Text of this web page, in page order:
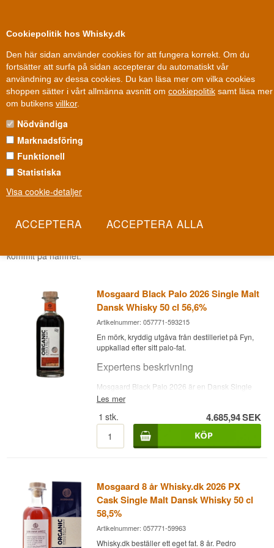
Cookiepolitik hos Whisky.dk
Den här sidan använder cookies för att fungera korrekt. Om du
fortsätter att surfa på sidan accepterar du automatiskt vår
användning av dessa cookies. Du kan läsa mer om vilka cookies
shoppen sätter i vårt allmänna avsnitt om cookiepolitik samt läsa mer
om butikens villkor.
Nödvändiga
Marknadsföring
Funktionell
Statistiska
Visa cookie-detaljer
Fysisk butik Danmark
Whisky»Speciell whisky
WHISKYMESSE MALT & ANDRA
WHISKYTAPPNINGAR
Whiskymesse malt & andra whiskytappningar
Sedan den första Whiskymessen 2001 har vi - valt ut olika fat och
sedan dess har vi buteljerat många olika t.ex.: Linkwood , Caol Ila ,
kommit på namnet.
Mosgaard Black Palo 2026 Single Malt
Dansk Whisky 50 cl 56,6%
Artikelnummer: 057771-593215
En mörk, kryddig utgåva från destilleriet på Fyn,
uppkallad efter sitt palo-fat.
Expertens beskrivning
Mosgaard Black Palo 2026 är en Dansk Single
Malt Whisky, buteljerad vid 56,6 %. Mosgaard
Mosgaard på Sydfyn, i en nedlagd
lantbruksfastighet med utsikt över äppelplantager
och Langelandssund. Destilleriet arbetar
uteslutande med ekologiska råvaror, bland annat
(2019-2021). Black Palo-utgåvan är lagrad på fat
som ger whiskyn en mörk färg och en kryddig,
kraftfull karaktär, buteljerad utan tillsatt färg eller
kylfiltrering.
Smaknoter
Les mer
1 stk. 4.685,94SEK
Mosgaard 8 år Whisky.dk 2026 PX
Cask Single Malt Dansk Whisky 50 cl
58,5%
Artikelnummer: 057771-59963
Whisky.dk beställer ett eget fat. 8 år. Pedro